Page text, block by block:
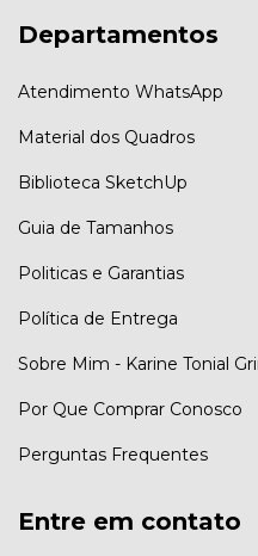
Departamentos
Atendimento WhatsApp
Material dos Quadros
Biblioteca SketchUp
Guia de Tamanhos
Politicas e Garantias
Política de Entrega
Sobre Mim - Karine Tonial
Por Que Comprar Conosco
Perguntas Frequentes
Entre em contato